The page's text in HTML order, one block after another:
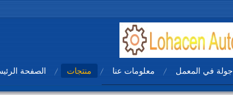
الصفحة منتجات معلومات عنا جولة في المعمل